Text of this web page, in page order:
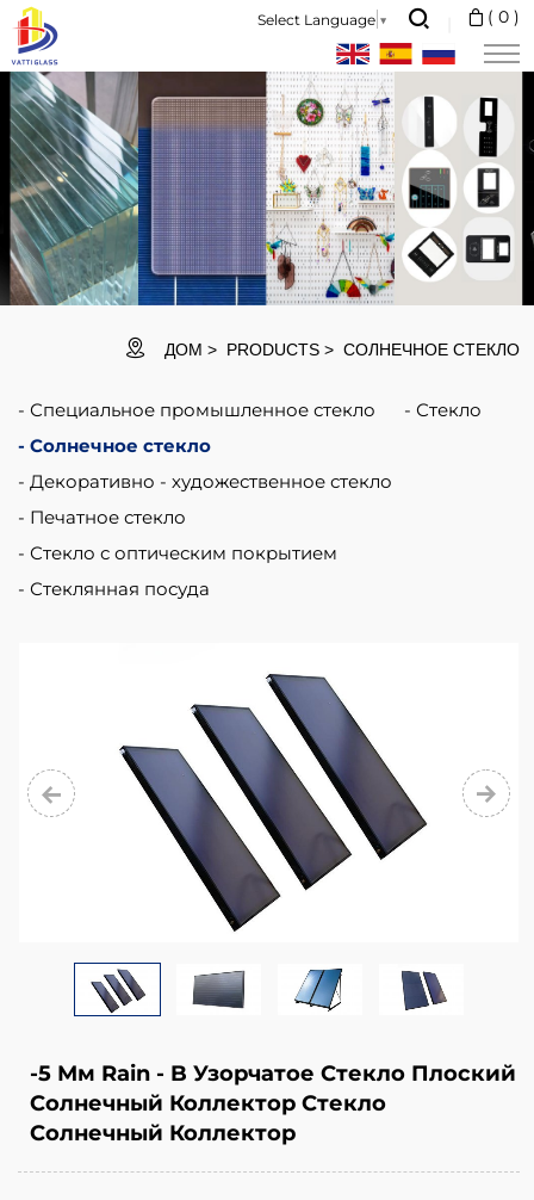
Select Language ▼ ( 0 )
Photothermal
Solar
Glass
is
a
high
performance
low
with
high
solar
energy
transmittance
ДОМ PRODUCTS СОЛНЕЧНОЕ СТЕКЛО
Специальное промышленное стекло
Стекло
Солнечное стекло
Декоративно - художественное стекло
Печатное стекло
Стекло с оптическим покрытием
Стеклянная посуда
-5 Мм Rain - B Узорчатое Стекло Плоский
Солнечный Коллектор Стекло
Солнечный Коллектор